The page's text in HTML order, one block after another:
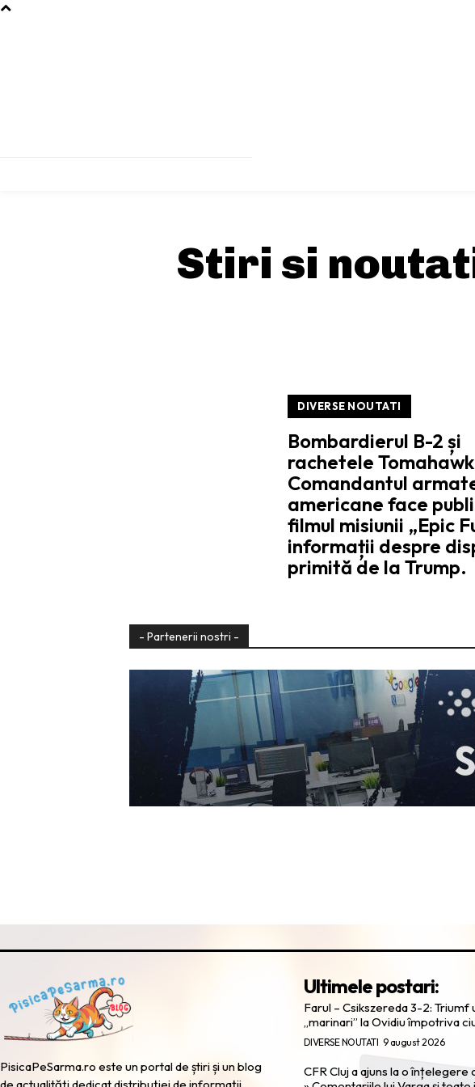
Stiri si
DIVERSE NOUTATI
Bombardierul B-2 și
rachetele
Comandantul
americane face
filmul misiunii „Epic
informații despre
primită de la Trump.
- Partenerii nostri -
PisicaPeSarma.ro este un portal de știri și un blog
Ultimele postari:
Farul – Csikszereda 3-2:
„marinari” la Ovidiu împotriva
DIVERSE NOUTATI 9 august 2026
CFR Cluj a ajuns la o înțelegere